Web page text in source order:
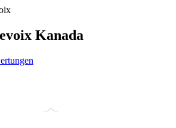
Kanada